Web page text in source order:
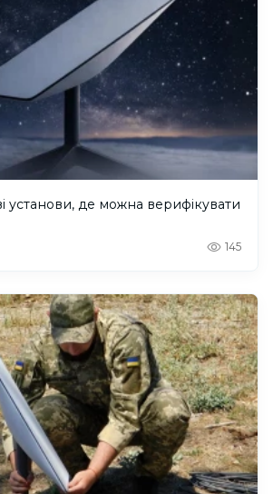
установи, де можна верифікувати
145